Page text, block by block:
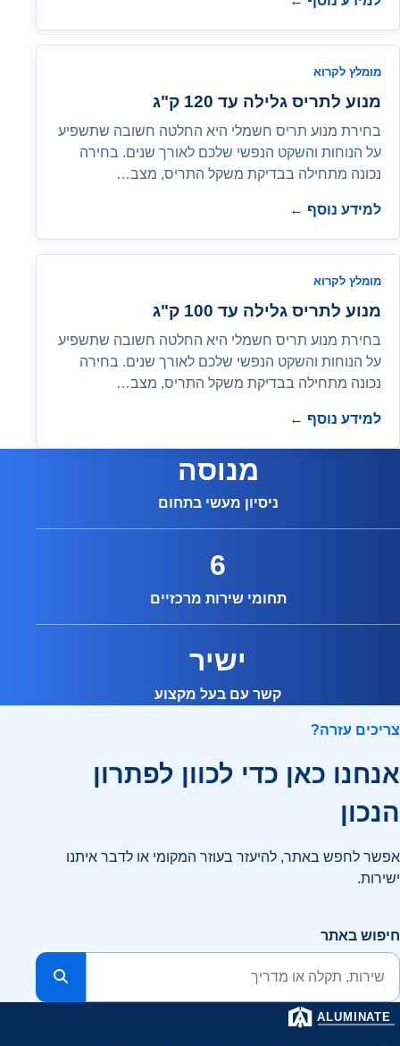
מומלץ לקרוא
מנוע לתריס גלילה עד 120 ק"ג
בחירת מנוע תריס חשמלי היא החלטה חשובה שתשפיע
על הנוחות והשקט הנפשי שלכם לאורך שנים. בחירה
נכונה מתחילה בבדיקת משקל התריס, מצב…
למידע נוסף ←
מומלץ לקרוא
מנוע לתריס גלילה עד 100 ק"ג
בחירת מנוע תריס חשמלי היא החלטה חשובה שתשפיע
על הנוחות והשקט הנפשי שלכם לאורך שנים. בחירה
נכונה מתחילה בבדיקת משקל התריס, מצב…
למידע נוסף ←
מנוסה
ניסיון מעשי בתחום
6
תחומי שירות מרכזיים
ישיר
קשר עם בעל מקצוע
צריכים עזרה?
אנחנו כאן כדי לכוון לפתרון
הנכון
אפשר לחפש באתר, להיעזר בעוזר המקומי או לדבר איתנו
ישירות.
חיפוש באתר